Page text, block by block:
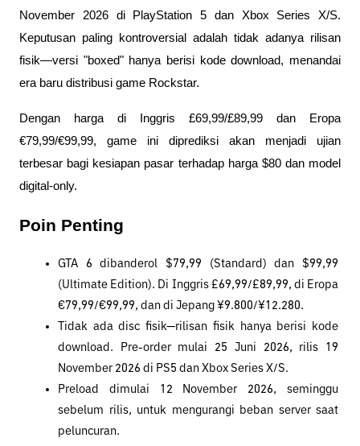
November 2026 di PlayStation 5 dan Xbox Series X/S.
Keputusan paling kontroversial adalah tidak adanya rilisan
fisik—versi "boxed" hanya berisi kode download, menandai
era baru distribusi game Rockstar.
Dengan harga di Inggris £69,99/£89,99 dan Eropa
€79,99/€99,99, game ini diprediksi akan menjadi ujian
terbesar bagi kesiapan pasar terhadap harga $80 dan model
digital-only.
Poin Penting
GTA 6 dibanderol $79,99 (Standard) dan $99,99
(Ultimate Edition). Di Inggris £69,99/£89,99, di Eropa
€79,99/€99,99, dan di Jepang ¥9.800/¥12.280.
Tidak ada disc fisik—rilisan fisik hanya berisi kode
download. Pre-order mulai 25 Juni 2026, rilis 19
November 2026 di PS5 dan Xbox Series X/S.
Preload dimulai 12 November 2026, seminggu
sebelum rilis, untuk mengurangi beban server saat
peluncuran.